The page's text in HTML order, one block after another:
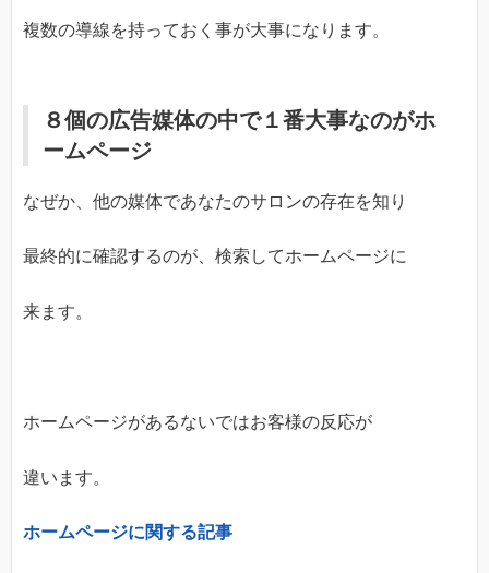
複数の導線を持っておく事が大事になります。
８個の広告媒体の中で１番大事なのがホ
ームページ
なぜか、他の媒体であなたのサロンの存在を知り
最終的に確認するのが、検索してホームページに
来ます。
ホームページがあるないではお客様の反応が
違います。
ホームページに関する記事